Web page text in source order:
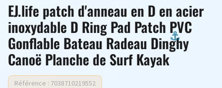
EJ.life patch d'anneau en D en acier
inoxydable D Ring Pad Patch PVC
Gonflable Bateau Radeau Dinghy
Canoë Planche de Surf Kayak
Référence : 7038710219552